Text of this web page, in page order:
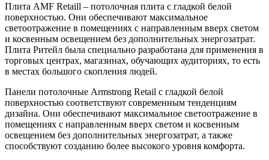
Плита AMF Retaill – потолочная плита с гладкой белой
поверхностью. Они обеспечивают максимальное
светоотражение в помещениях с направленным вверх светом
и косвенным освещением без дополнительных энергозатрат.
Плита Ритейл была специально разработана для применения в
торговых центрах, магазинах, обучающих аудиториях, то есть
в местах большого скопления людей.
Панели потолочные Armstrong Retail с гладкой белой
поверхностью соответствуют современным тенденциям
дизайна. Они обеспечивают максимальное светоотражение в
помещениях с направленным вверх светом и косвенным
освещением без дополнительных энергозатрат, а также
способствуют созданию более высокого уровня комфорта.